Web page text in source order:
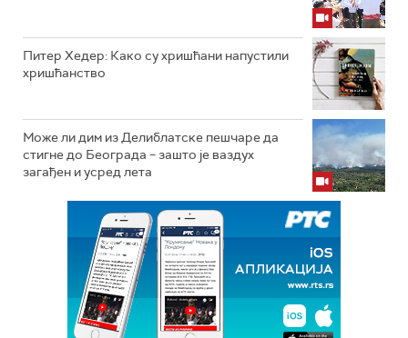
Питер Хедер: Како су хришћани напустили
хришћанство
Може ли дим из Делиблатске пешчаре да
стигне до Београда – зашто је ваздух
загађен и усред лета